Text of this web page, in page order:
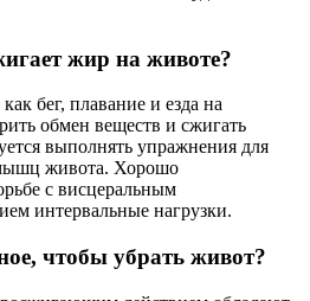
жир на животе?
бег, плавание и езда на
обмен веществ и сжигать
выполнять упражнения для
живота. Хорошо
с висцеральным
интервальные нагрузки.
чтобы убрать живот?